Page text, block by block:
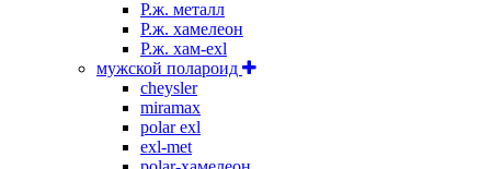
Р.ж. металл
P.ж. хамелеон
Р.ж. хам-exl
мужской полароид
cheysler
miramax
polar exl
exl-met